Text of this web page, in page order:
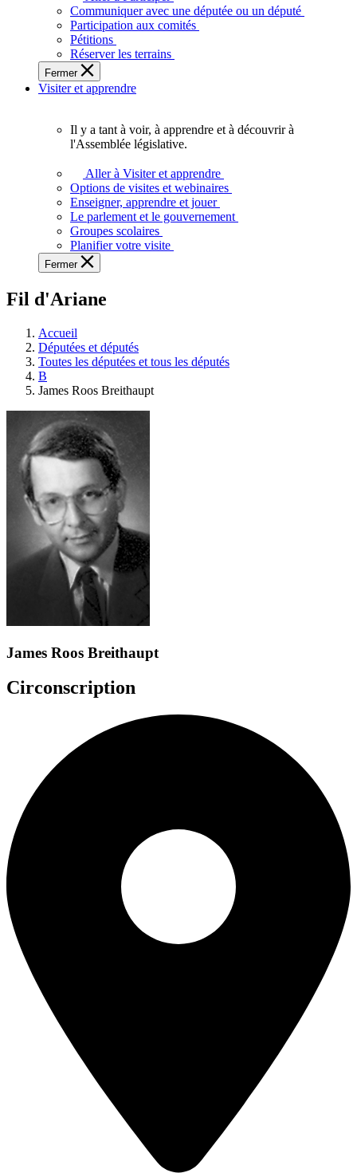
plein
potentiel,
l'Assemblée
a
besoin
de
Communiquer avec une députée ou un député
Participation aux comités
Pétitions
Réserver les terrains
Fermer
Visiter et apprendre
voir,
apprendre
et
à
à
législative.
Il y a tant à voir, à apprendre et à découvrir à
l'Assemblée législative.
Aller à Visiter et apprendre
Options de visites et webinaires
Enseigner, apprendre et jouer
Le parlement et le gouvernement
Groupes scolaires
Planifier votre visite
Fermer
Fil d'Ariane
Accueil
Députées et députés
Toutes les députées et tous les députés
B
James Roos Breithaupt
James Roos Breithaupt
Circonscription